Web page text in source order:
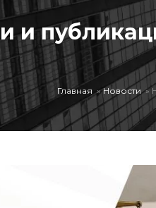
и
Главная Новости